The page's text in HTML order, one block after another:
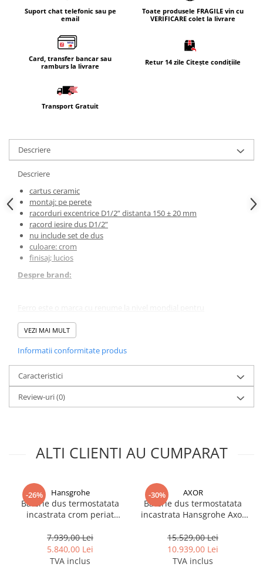
Suport chat telefonic sau pe
email
Toate produsele FRAGILE vin cu
VERIFICARE colet la livrare
Card, transfer bancar sau
ramburs la livrare
Retur 14 zile Citește condițiile
Transport Gratuit
Descriere
Descriere
cartus ceramic
montaj: pe perete
racorduri excentrice D1/2” distanta 150 ± 20 mm
racord iesire dus D1/2”
nu include set de dus
culoare: crom
finisaj; lucios
Despre brand:
accesorii, instalatii si sifoane.
*Fotografia are un caracter informativ și poate conține accesorii
neincluse în pachetul standard; unele specificații ale produsului
pot fi modificate de către producător fără preaviz, sau pot
conține erori de operare.
VEZI MAI MULT
Informatii conformitate produs
Caracteristici
Review-uri(0)
ALTI CLIENTI AU CUMPARAT
-26% Hansgrohe
Baterie dus termostatata
incastrata crom periat
Comfort E 2 functii EN1717
7.939,00 Lei
5.840,00 Lei
TVA inclus
-30% AXOR
Baterie dus termostatata
incastrata Hansgrohe Axor
15.529,00 Lei
10.939,00 Lei
TVA inclus